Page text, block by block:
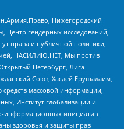
Нижегородский
Центр гендерных исследований,
права и публичной политики,
НАСИЛИЮ.НЕТ, Мы против
Петербург, Лига
Союз, Хасдей Ерушалаим,
массовой информации,
Институт глобализации и
информационных инициатив
здоровья и защиты прав